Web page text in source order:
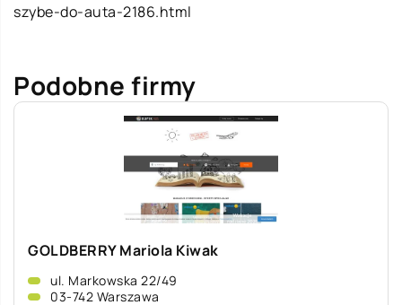
szybe-do-auta-2186.html
Podobne firmy
GOLDBERRY Mariola Kiwak
ul. Markowska 22/49
03-742 Warszawa